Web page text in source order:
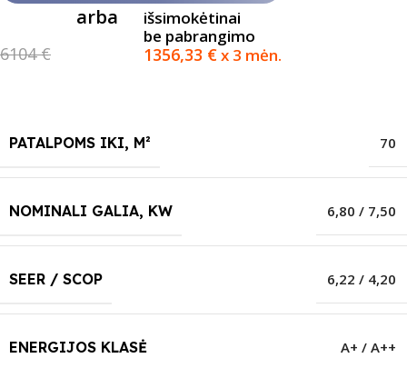
6104 €
arba
išsimokėtinai
be pabrangimo
1356,33 €x 3 mėn.
PATALPOMS IKI, M² 70
NOMINALI GALIA, KW 6,80 / 7,50
SEER / SCOP 6,22 / 4,20
ENERGIJOS KLASĖ A+ / A++